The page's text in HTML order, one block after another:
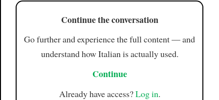
Continue the conversation
Go further and experience the full content — and
understand how Italian is actually used.
Continue
Already have access?Log in.